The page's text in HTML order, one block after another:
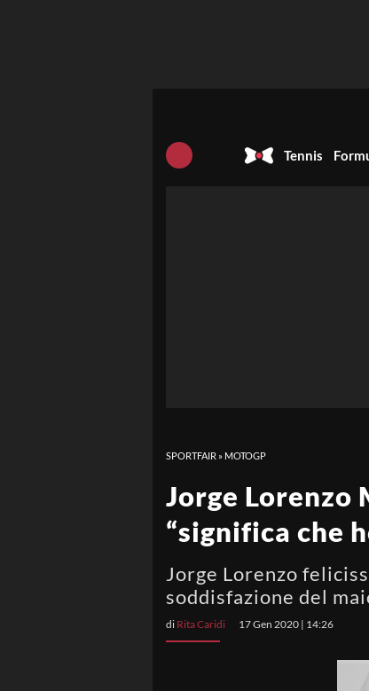
Tennis
SPORTFAIR » MOTOGP
Jorge Lorenzo
“significa che
Jorge Lorenzo
soddisfazione del
di Rita Caridi 17 Gen 2020 | 14:26